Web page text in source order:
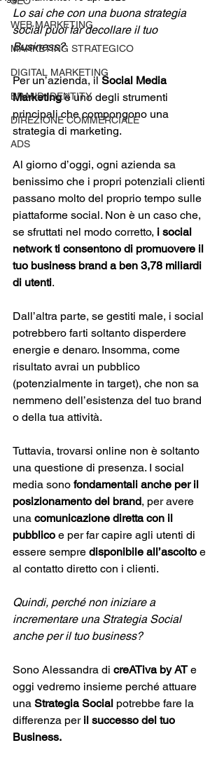
WEB MARKETING
MARKETING STRATEGICO
DIGITAL MARKETING
BRAND IDENTITY
DIREZIONE COMMERCIALE
ADS
Lo sai che con una buona strategia
social puoi far decollare il tuo
Business?
Per un’azienda, il Social Media
Marketing è uno degli strumenti
principali che compongono una
strategia di marketing.
Al giorno d’oggi, ogni azienda sa
benissimo che i propri potenziali clienti
passano molto del proprio tempo sulle
piattaforme social. Non è un caso che,
se sfruttati nel modo corretto, i social
network ti consentono di promuovere il
tuo business brand a ben 3,78 miliardi
di utenti.
Dall’altra parte, se gestiti male, i social
potrebbero farti soltanto disperdere
energie e denaro. Insomma, come
risultato avrai un pubblico
(potenzialmente in target), che non sa
nemmeno dell’esistenza del tuo brand
o della tua attività.
Tuttavia, trovarsi online non è soltanto
una questione di presenza. I social
media sono fondamentali anche per il
posizionamento del brand, per avere
una comunicazione diretta con il
pubblico e per far capire agli utenti di
essere sempre disponibile all’ascolto e
al contatto diretto con i clienti.
Quindi, perché non iniziare a
incrementare una Strategia Social
anche per il tuo business?
Sono Alessandra di creATiva by AT e
oggi vedremo insieme perché attuare
una Strategia Social potrebbe fare la
differenza per il successo del tuo
Business.